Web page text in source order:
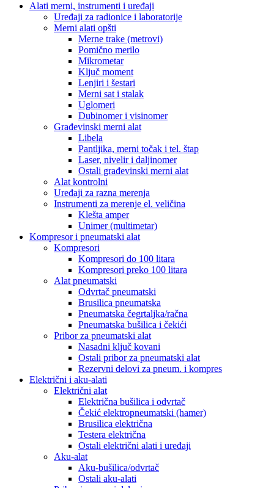
Alati merni, instrumenti i uređaji
Uređaji za radionice i laboratorije
Merni alati opšti
Merne trake (metrovi)
Pomično merilo
Mikrometar
Ključ moment
Lenjiri i šestari
Merni sat i stalak
Uglomeri
Dubinomer i visinomer
Građevinski merni alat
Libela
Pantljika, merni točak i tel. štap
Laser, nivelir i daljinomer
Ostali građevinski merni alat
Alat kontrolni
Uređaji za razna merenja
Instrumenti za merenje el. veličina
Klešta amper
Unimer (multimetar)
Kompresor i pneumatski alat
Kompresori
Kompresori do 100 litara
Kompresori preko 100 litara
Alat pneumatski
Odvrtač pneumatski
Brusilica pneumatska
Pneumatska čegrtaljka/račna
Pneumatska bušilica i čekići
Pribor za pneumatski alat
Nasadni ključ kovani
Ostali pribor za pneumatski alat
Rezervni delovi za pneum. i kompres
Električni i aku-alati
Električni alat
Električna bušilica i odvrtač
Čekić elektropneumatski (hamer)
Brusilica električna
Testera električna
Ostali električni alati i uređaji
Aku-alat
Aku-bušilica/odvrtač
Ostali aku-alati